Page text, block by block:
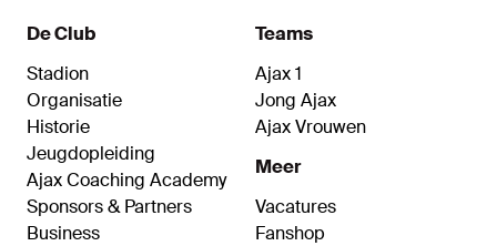
De Club
Stadion
Organisatie
Historie
Jeugdopleiding
Ajax Coaching Academy
Sponsors & Partners
Business
Teams
Ajax 1
Jong Ajax
Ajax Vrouwen
Meer
Vacatures
Fanshop